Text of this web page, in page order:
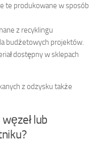
te produkowane w sposób
z recyklingu
budżetowych projektów.
dostępny w sklepach
z odzysku także
lub